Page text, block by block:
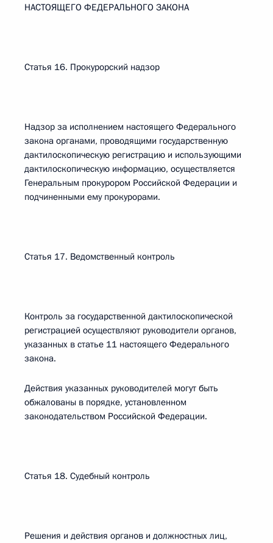
НАСТОЯЩЕГО ФЕДЕРАЛЬНОГО ЗАКОНА
Статья 16. Прокурорский надзор
Надзор за исполнением настоящего Федерального
закона органами, проводящими государственную
дактилоскопическую регистрацию и использующими
дактилоскопическую информацию, осуществляется
Генеральным прокурором Российской Федерации и
подчиненными ему прокурорами.
Статья 17. Ведомственный контроль
Контроль за государственной дактилоскопической
регистрацией осуществляют руководители органов,
указанных в статье 11 настоящего Федерального
закона.
Действия указанных руководителей могут быть
обжалованы в порядке, установленном
законодательством Российской Федерации.
Статья 18. Судебный контроль
Решения и действия органов и должностных лиц,